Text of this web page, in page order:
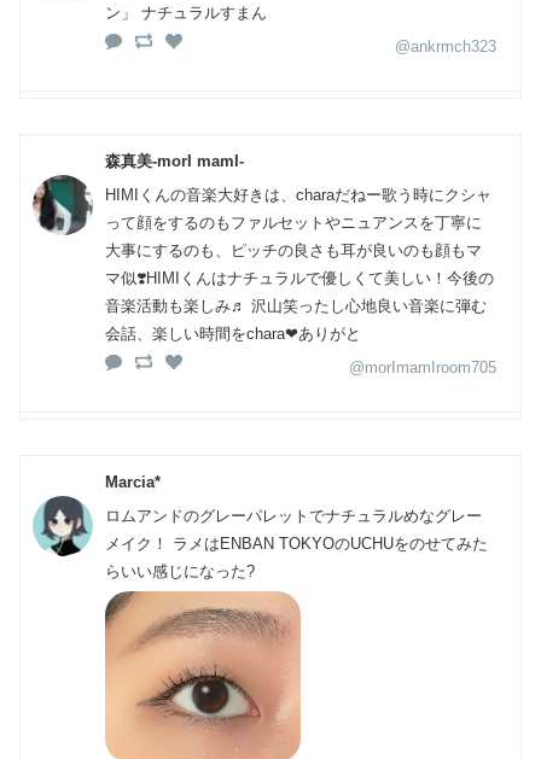
ン」 ナチュラルすまん
@ankrmch323
森真美-morI mamI-
HIMIくんの音楽大好きは、charaだねー歌う時にクシャ
って顔をするのもファルセットやニュアンスを丁寧に
大事にするのも、ピッチの良さも耳が良いのも顔もマ
マ似❣️HIMIくんはナチュラルで優しくて美しい！今後の
音楽活動も楽しみ♬ 沢山笑ったし心地良い音楽に弾む
会話、楽しい時間をchara❤︎ありがと
@morImamIroom705
Marcia*
ロムアンドのグレーパレットでナチュラルめなグレー
メイク！ ラメはENBAN TOKYOのUCHUをのせてみた
らいい感じになった?